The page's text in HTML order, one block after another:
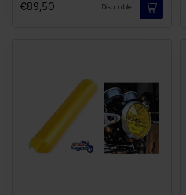
€89,50 Disponible